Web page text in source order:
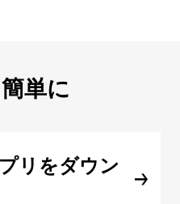
単に
リをダウン